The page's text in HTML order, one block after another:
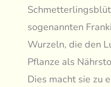
sogenannten
Wurzeln, die den
Pflanze als
Dies macht sie zu